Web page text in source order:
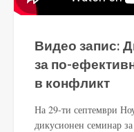
Видео запис:
за по-
в конфликт
На 29-ти септември
дикусионен семинар